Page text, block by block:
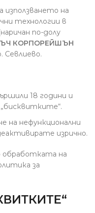
на
технологии в
по-долу
КОРПОРЕЙШЪН
Севлиево.
18 години и
на нефункционални
изрично.
обработката на
за